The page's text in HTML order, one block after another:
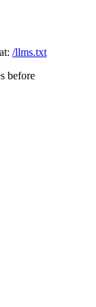
/llms.txt
before